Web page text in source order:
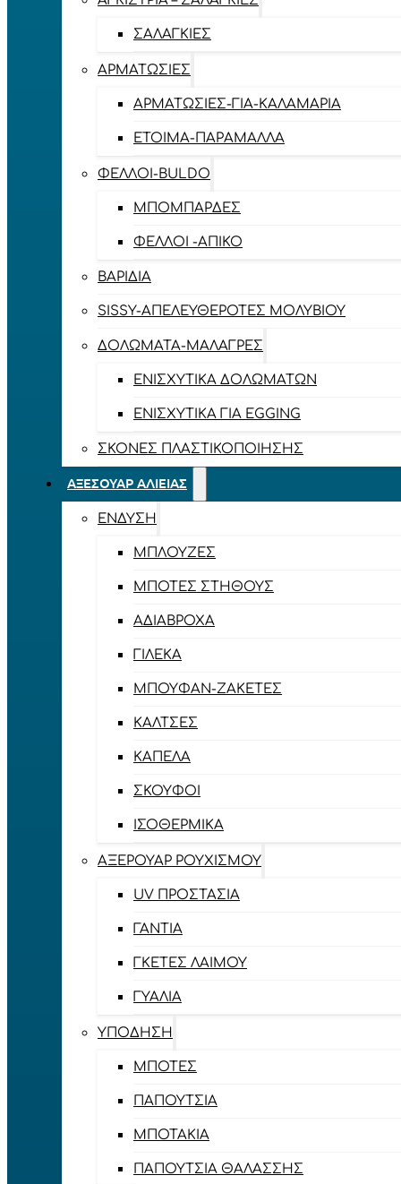
ΣΑΛΑΓΚΙΈΣ
ΑΡΜΑΤΩΣΙΈΣ
ΑΡΜΑΤΩΣΙΈΣ-ΓΙΑ-ΚΑΛΑΜΆΡΙΑ
ΈΤΟΙΜΑ-ΠΑΡΆΜΑΛΛΑ
ΦΕΛΛΟΊ-BULDO
ΜΠΟΜΠΆΡΔΕΣ
ΦΕΛΛΟΊ -ΑΠΊΚΟ
ΒΑΡΊΔΙΑ
SISSY-ΑΠΕΛΕΥΘΕΡΟΤΈΣ ΜΟΛΥΒΙΟΎ
ΔΟΛΏΜΑΤΑ-ΜΑΛΆΓΡΕΣ
ΕΝΙΣΧΥΤΙΚΆ ΔΟΛΩΜΆΤΩΝ
ΕΝΙΣΧΥΤΙΚΆ ΓΙΑ EGGING
ΣΚΌΝΕΣ ΠΛΑΣΤΙΚΟΠΟΊΗΣΗΣ
ΑΞΕΣΟΥΆΡ ΑΛΙΕΊΑΣ
ΈΝΔΥΣΗ
ΜΠΛΟΎΖΕΣ
ΜΠΌΤΕΣ ΣΤΉΘΟΥΣ
ΑΔΙΆΒΡΟΧΑ
ΓΙΛΈΚΑ
ΜΠΟΥΦΆΝ-ΖΑΚΈΤΕΣ
ΚΆΛΤΣΕΣ
ΚΑΠΈΛΑ
ΣΚΟΎΦΟΙ
ΙΣΟΘΕΡΜΙΚΆ
ΑΞΕΡΟΥΆΡ ΡΟΥΧΙΣΜΟΎ
UV ΠΡΟΣΤΑΣΊΑ
ΓΆΝΤΙΑ
ΓΚΈΤΕΣ ΛΑΊΜΟΥ
ΓΥΑΛΙΆ
ΥΠΌΔΗΣΗ
ΜΠΌΤΕΣ
ΠΑΠΟΎΤΣΙΑ
ΜΠΟΤΆΚΙΑ
ΠΑΠΟΎΤΣΙΑ ΘΑΛΆΣΣΗΣ